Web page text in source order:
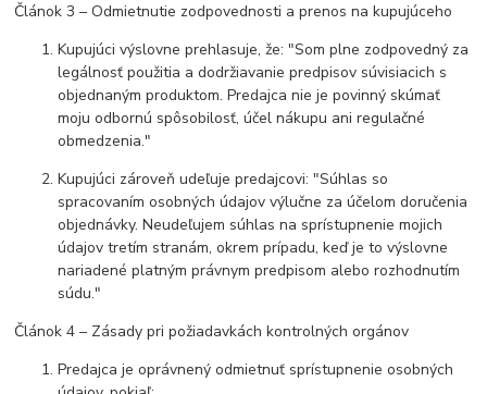
Článok 3 – Odmietnutie zodpovednosti a prenos na kupujúceho
Kupujúci výslovne prehlasuje, že: "Som plne zodpovedný za
legálnosť použitia a dodržiavanie predpisov súvisiacich s
objednaným produktom. Predajca nie je povinný skúmať
moju odbornú spôsobilosť, účel nákupu ani regulačné
obmedzenia."
Kupujúci zároveň udeľuje predajcovi: "Súhlas so
spracovaním osobných údajov výlučne za účelom doručenia
objednávky. Neudeľujem súhlas na sprístupnenie mojich
údajov tretím stranám, okrem prípadu, keď je to výslovne
nariadené platným právnym predpisom alebo rozhodnutím
súdu."
Článok 4 – Zásady pri požiadavkách kontrolných orgánov
Predajca je oprávnený odmietnuť sprístupnenie osobných